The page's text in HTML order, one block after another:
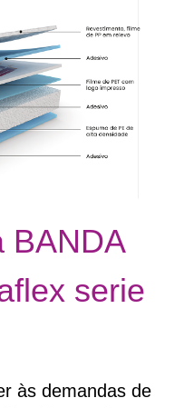
BANDA
serie
às demandas de